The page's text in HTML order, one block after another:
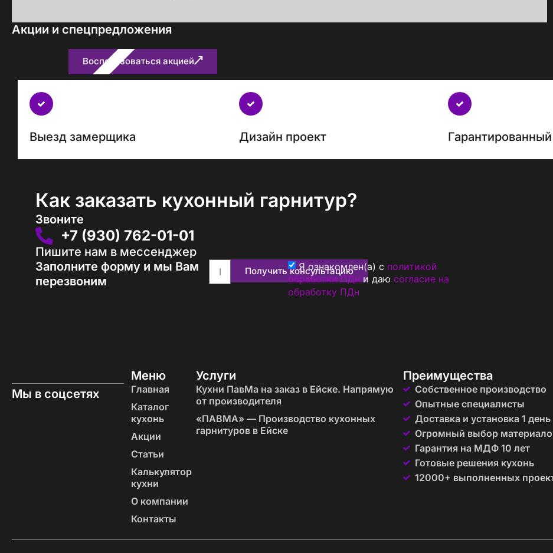
Акции и спецпредложения
Воспользоваться акцией
каждым
проектом
Выезд замерщика Дизайн проект
Как заказать кухонный гарнитур?
Звоните
+7 (930) 762-01-01
Пишите нам в мессенджер
Заполните форму и мы Вам
перезвоним
Получить консультацию
Я ознакомлен(а) с политикой
обработки ПДн и даю согласие на
обработку ПДн
Мы в соцсетях
Меню
Главная
Каталог
кухонь
Акции
Статьи
Калькулятор
кухни
О компании
Контакты
Услуги
Кухни ПавМа на заказ в Ейске. Напрямую
от производителя
«‎ПАВМА» — Производство кухонных
гарнитуров в Ейске
Преимущества
Собственное производство
Опытные специалисты
Доставка и установка 1 день
Огромный выбор
Гарантия на МДФ 10 лет
Готовые решения кухонь
12000+ выполненных